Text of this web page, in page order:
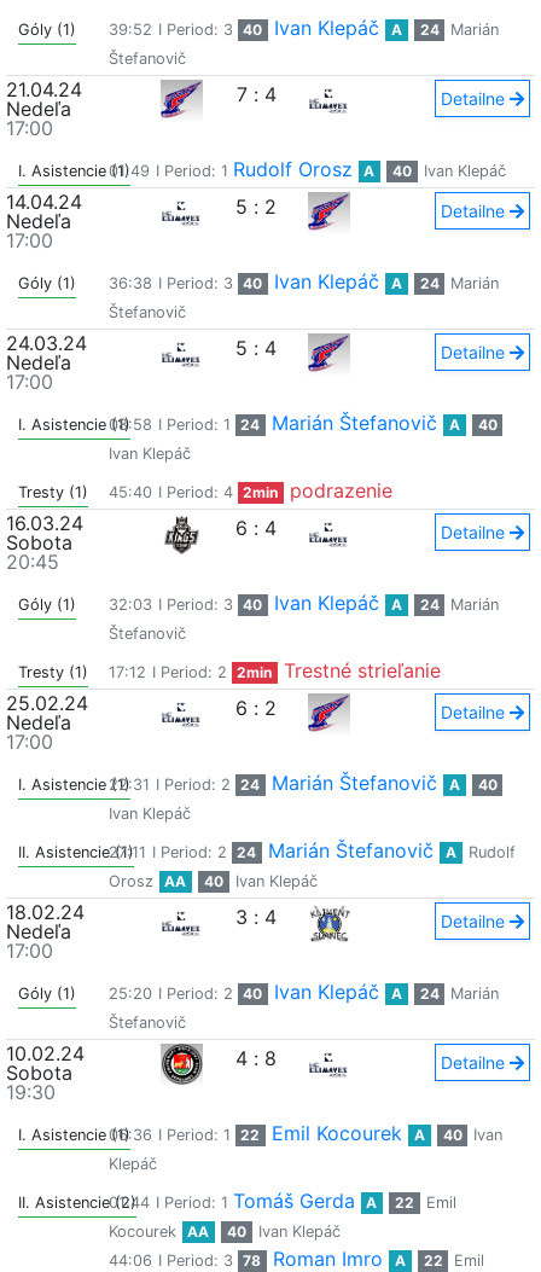
Góly (1) 39:52 I Period: 3 40 Ivan Klepáč A 24
Marián
Štefanovič
21.04.24
Nedeľa
17:00
7 : 4 Detailne
I. Asistencie (1)01:49 I Period: 1 Rudolf Orosz A 40 Ivan Klepáč
14.04.24
Nedeľa
17:00
5 : 2 Detailne
Góly (1) 36:38 I Period: 3 40 Ivan Klepáč A 24
Marián
Štefanovič
24.03.24
Nedeľa
17:00
5 : 4 Detailne
I. Asistencie (1)08:58 I Period: 1 24 Marián Štefanovič A
40
Ivan Klepáč
Tresty (1) 45:40 I Period: 4 2min
podrazenie
16.03.24
Sobota
20:45
6 : 4 Detailne
Góly (1) 32:03 I Period: 3 40 Ivan Klepáč A 24
Marián
Štefanovič
Tresty (1) 17:12 I Period: 2 2min
Trestné strieľanie
25.02.24
Nedeľa
17:00
6 : 2 Detailne
I. Asistencie (1)22:31 I Period: 2 24 Marián Štefanovič A
40
Ivan Klepáč
II. Asistencie (1)
27:11 I Period: 2 24 Marián Štefanovič A
Rudolf
Orosz
AA 40 Ivan Klepáč
18.02.24
Nedeľa
17:00
3 : 4 Detailne
Góly (1) 25:20 I Period: 2 40 Ivan Klepáč A 24
Marián
Štefanovič
10.02.24
Sobota
19:30
4 : 8 Detailne
I. Asistencie (1)06:36 I Period: 1 22 Emil Kocourek A 40
Ivan
Klepáč
II. Asistencie (2)
01:44 I Period: 1 Tomáš Gerda A 22
Emil
Kocourek
AA 40
Ivan Klepáč
44:06 I Period: 3 78 Roman Imro A 22 Emil